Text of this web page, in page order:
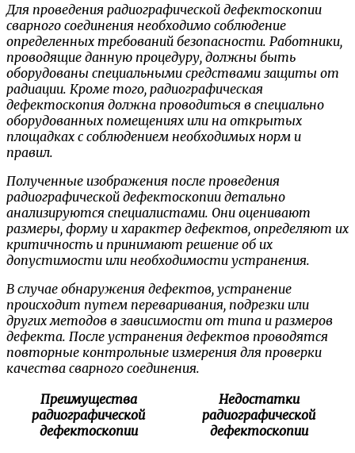
Для проведения радиографической дефектоскопии
сварного соединения необходимо соблюдение
определенных требований безопасности. Работники,
проводящие данную процедуру, должны быть
оборудованы специальными средствами защиты от
радиации. Кроме того, радиографическая
дефектоскопия должна проводиться в специально
оборудованных помещениях или на открытых
площадках с соблюдением необходимых норм и
правил.
Полученные изображения после проведения
радиографической дефектоскопии детально
анализируются специалистами. Они оценивают
размеры, форму и характер дефектов, определяют их
критичность и принимают решение об их
допустимости или необходимости устранения.
В случае обнаружения дефектов, устранение
происходит путем переваривания, подрезки или
других методов в зависимости от типа и размеров
дефекта. После устранения дефектов проводятся
повторные контрольные измерения для проверки
качества сварного соединения.
Преимущества
радиографической
дефектоскопии
Недостатки
радиографической
дефектоскопии